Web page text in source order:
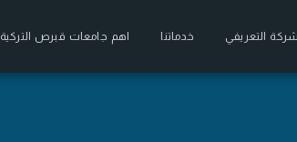
التعريفي خدماتنا اهم جامعات قبرص التركية